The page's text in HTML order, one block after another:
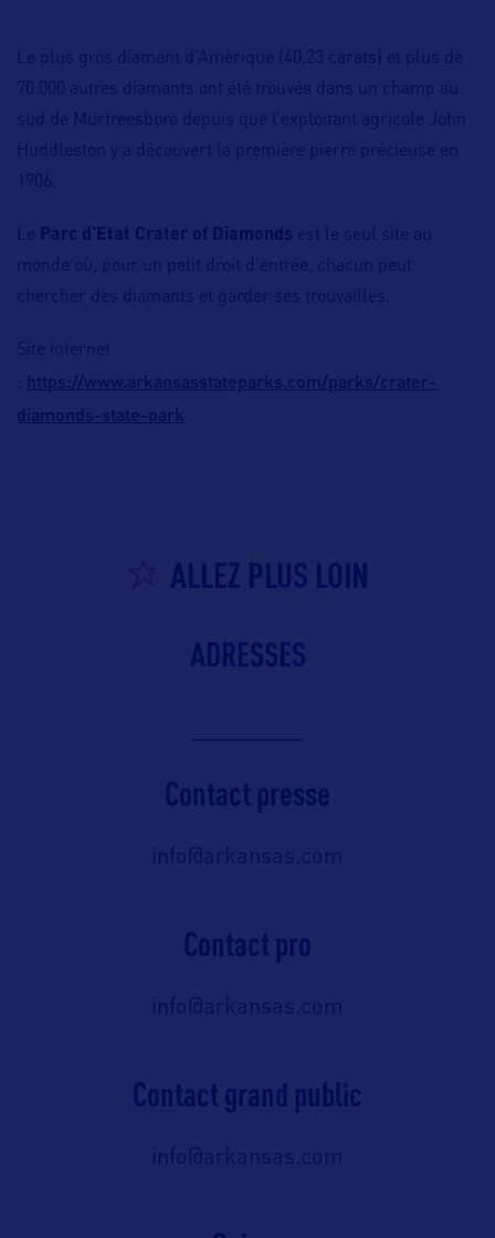
Le plus gros diamant d’Amérique (40,23 carats) et plus de
70.000 autres diamants ont été trouvés dans un champ au
sud de Murfreesboro depuis que l’exploitant agricole John
Huddleston y a découvert la première pierre précieuse en
1906.
Le Parc d’Etat Crater of Diamonds est le seul site au
monde où, pour un petit droit d’entrée, chacun peut
chercher des diamants et garder ses trouvailles.
Site internet
: https://www.arkansasstateparks.com/parks/crater-
diamonds-state-park
ALLEZ PLUS LOIN
ADRESSES
Contact presse
info@arkansas.com
Contact pro
info@arkansas.com
Contact grand public
info@arkansas.com